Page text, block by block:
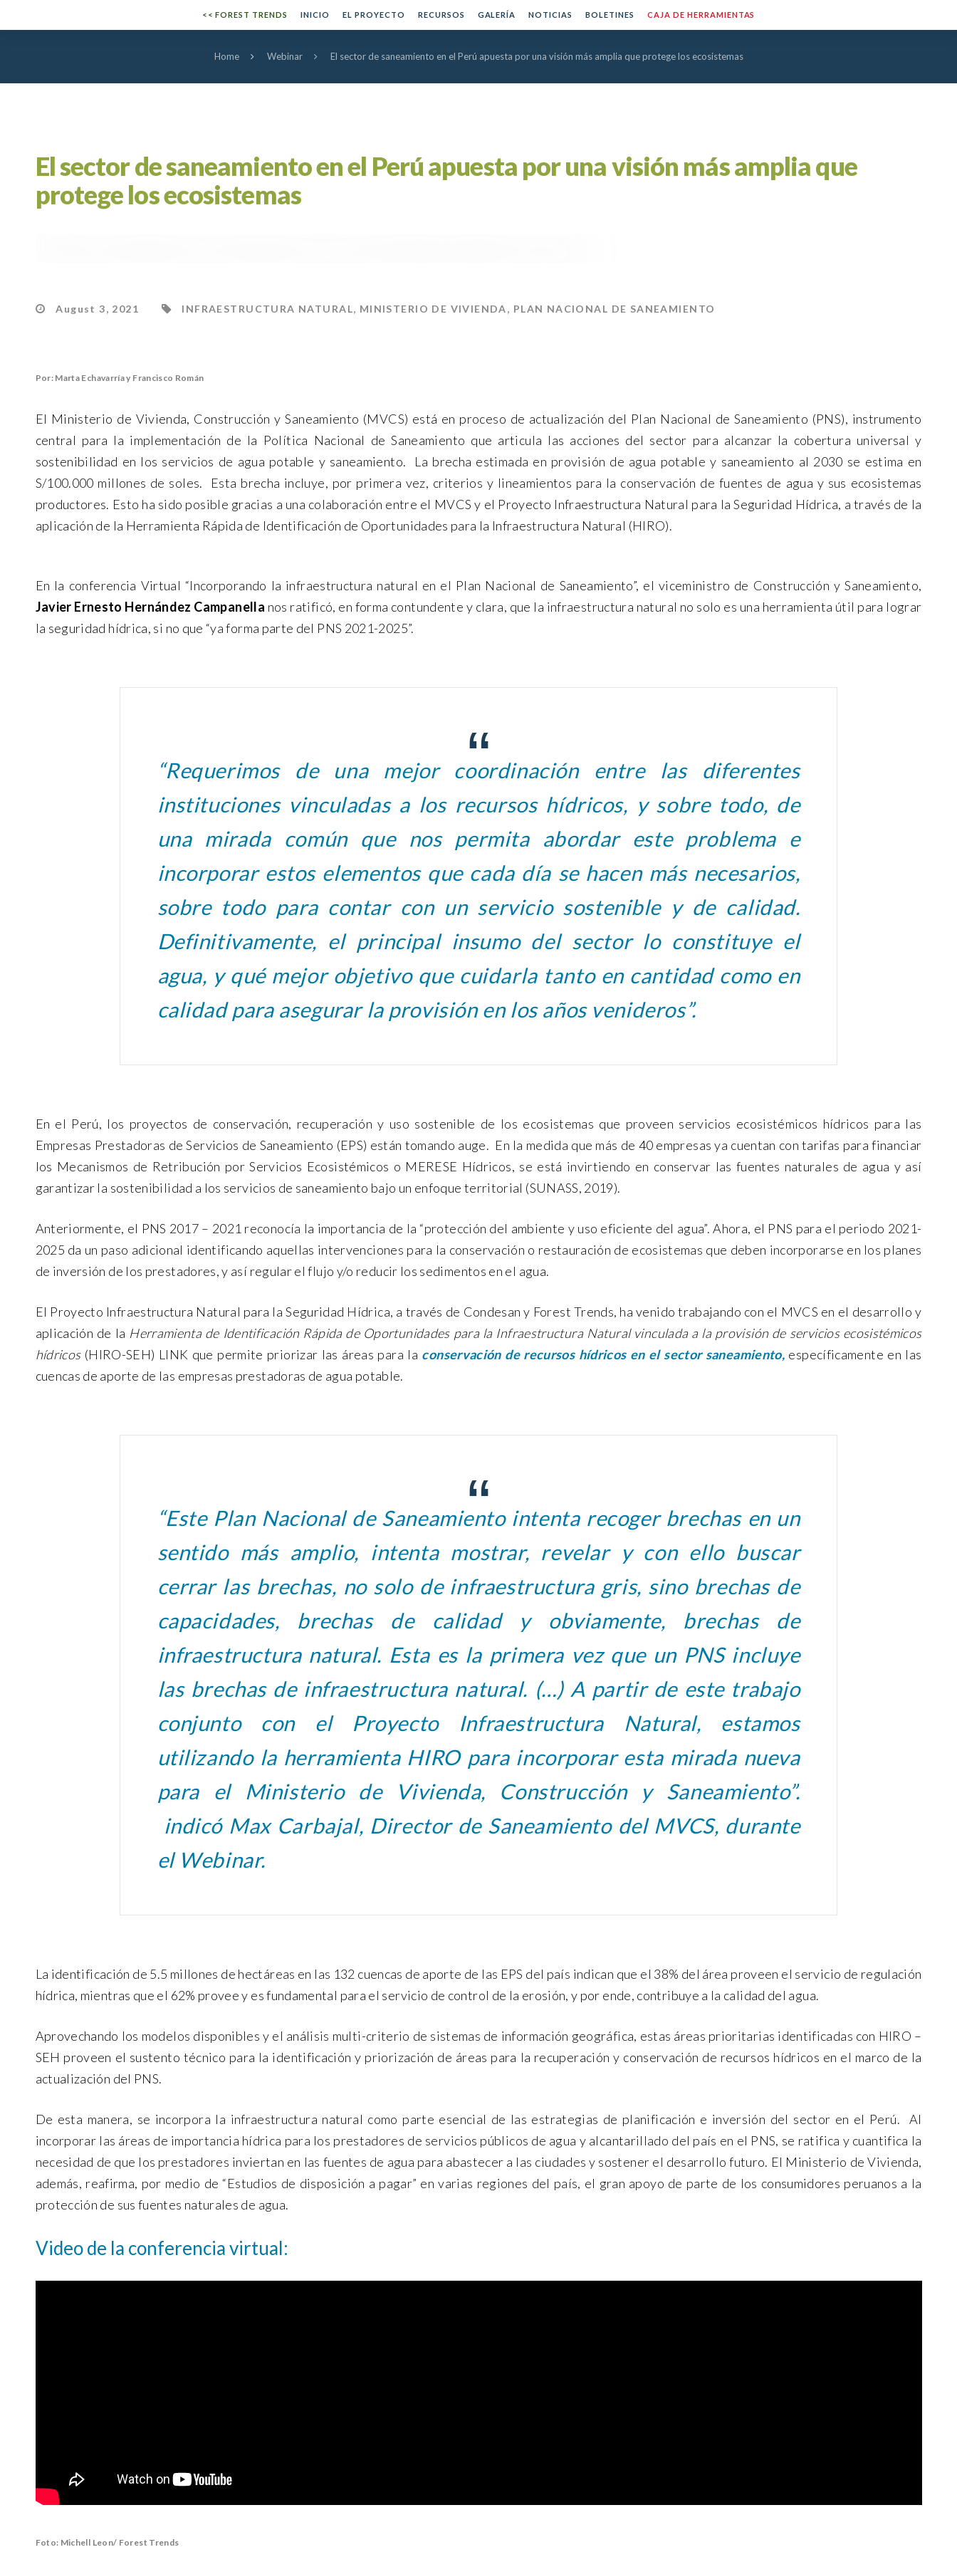
content
<< FOREST TRENDS INICIO EL PROYECTO RECURSOS GALERÍA NOTICIAS BOLETINES CAJA DE HERRAMIENTAS
Home Webinar El sector de saneamiento en el Perú apuesta por una visión más amplia que protege los ecosistemas
El sector de saneamiento en el Perú apuesta por una visión más amplia que
protege los ecosistemas
August 3, 2021 INFRAESTRUCTURA NATURAL, MINISTERIO DE VIVIENDA, PLAN NACIONAL DE SANEAMIENTO
Por: Marta Echavarría y Francisco Román
El Ministerio de Vivienda, Construcción y Saneamiento (MVCS) está en proceso de actualización del Plan Nacional de Saneamiento (PNS), instrumento
central para la implementación de la Política Nacional de Saneamiento que articula las acciones del sector para alcanzar la cobertura universal y
sostenibilidad en los servicios de agua potable y saneamiento. La brecha estimada en provisión de agua potable y saneamiento al 2030 se estima en
S/100.000 millones de soles. Esta brecha incluye, por primera vez, criterios y lineamientos para la conservación de fuentes de agua y sus ecosistemas
productores. Esto ha sido posible gracias a una colaboración entre el MVCS y el Proyecto Infraestructura Natural para la Seguridad Hídrica, a través de la
aplicación de la Herramienta Rápida de Identificación de Oportunidades para la Infraestructura Natural (HIRO).
En la conferencia Virtual “Incorporando la infraestructura natural en el Plan Nacional de Saneamiento”, el viceministro de Construcción y Saneamiento,
Javier Ernesto Hernández Campanella nos ratificó, en forma contundente y clara, que la infraestructura natural no solo es una herramienta útil para lograr
la seguridad hídrica, si no que “ya forma parte del PNS 2021-2025”.
“Requerimos de una mejor coordinación entre las diferentes
instituciones vinculadas a los recursos hídricos, y sobre todo, de
una mirada común que nos permita abordar este problema e
incorporar estos elementos que cada día se hacen más necesarios,
sobre todo para contar con un servicio sostenible y de calidad.
Definitivamente, el principal insumo del sector lo constituye el
agua, y qué mejor objetivo que cuidarla tanto en cantidad como en
calidad para asegurar la provisión en los años venideros”.
En el Perú, los proyectos de conservación, recuperación y uso sostenible de los ecosistemas que proveen servicios ecosistémicos hídricos para las
Empresas Prestadoras de Servicios de Saneamiento (EPS) están tomando auge. En la medida que más de 40 empresas ya cuentan con tarifas para financiar
los Mecanismos de Retribución por Servicios Ecosistémicos o MERESE Hídricos, se está invirtiendo en conservar las fuentes naturales de agua y así
garantizar la sostenibilidad a los servicios de saneamiento bajo un enfoque territorial (SUNASS, 2019).
Anteriormente, el PNS 2017 – 2021 reconocía la importancia de la “protección del ambiente y uso eficiente del agua”. Ahora, el PNS para el periodo 2021-
2025 da un paso adicional identificando aquellas intervenciones para la conservación o restauración de ecosistemas que deben incorporarse en los planes
de inversión de los prestadores, y así regular el flujo y/o reducir los sedimentos en el agua.
El Proyecto Infraestructura Natural para la Seguridad Hídrica, a través de Condesan y Forest Trends, ha venido trabajando con el MVCS en el desarrollo y
aplicación de la Herramienta de Identificación Rápida de Oportunidades para la Infraestructura Natural vinculada a la provisión de servicios ecosistémicos
hídricos(HIRO-SEH) LINK que permite priorizar las áreas para la conservación de recursos hídricos en el sector saneamiento, específicamente en las
cuencas de aporte de las empresas prestadoras de agua potable.
“Este Plan Nacional de Saneamiento intenta recoger brechas en un
sentido más amplio, intenta mostrar, revelar y con ello buscar
cerrar las brechas, no solo de infraestructura gris, sino brechas de
capacidades, brechas de calidad y obviamente, brechas de
infraestructura natural. Esta es la primera vez que un PNS incluye
las brechas de infraestructura natural. (…) A partir de este trabajo
conjunto con el Proyecto Infraestructura Natural, estamos
utilizando la herramienta HIRO para incorporar esta mirada nueva
para el Ministerio de Vivienda, Construcción y Saneamiento”.
indicó Max Carbajal, Director de Saneamiento del MVCS, durante
el Webinar.
La identificación de 5.5 millones de hectáreas en las 132 cuencas de aporte de las EPS del país indican que el 38% del área proveen el servicio de regulación
hídrica, mientras que el 62% provee y es fundamental para el servicio de control de la erosión, y por ende, contribuye a la calidad del agua.
Aprovechando los modelos disponibles y el análisis multi-criterio de sistemas de información geográfica, estas áreas prioritarias identificadas con HIRO –
SEH proveen el sustento técnico para la identificación y priorización de áreas para la recuperación y conservación de recursos hídricos en el marco de la
actualización del PNS.
De esta manera, se incorpora la infraestructura natural como parte esencial de las estrategias de planificación e inversión del sector en el Perú. Al
incorporar las áreas de importancia hídrica para los prestadores de servicios públicos de agua y alcantarillado del país en el PNS, se ratifica y cuantifica la
necesidad de que los prestadores inviertan en las fuentes de agua para abastecer a las ciudades y sostener el desarrollo futuro. El Ministerio de Vivienda,
además, reafirma, por medio de “Estudios de disposición a pagar” en varias regiones del país, el gran apoyo de parte de los consumidores peruanos a la
protección de sus fuentes naturales de agua.
Video de la conferencia virtual:
Foto: Michell Leon/ Forest Trends